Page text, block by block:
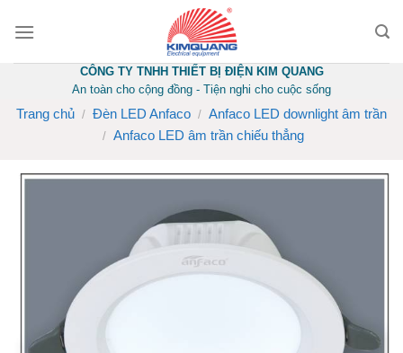
CÔNG TY TNHH THIẾT BỊ ĐIỆN KIM QUANG
An toàn cho cộng đồng - Tiện nghi cho cuộc sống
Trang chủ / Đèn LED Anfaco / Anfaco LED downlight âm trần
/ Anfaco LED âm trần chiếu thẳng